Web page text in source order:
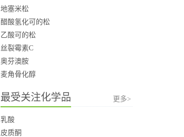
地塞米松
醋酸氢化可的松
乙酸可的松
丝裂霉素C
奥芬澳胺
麦角骨化醇
最受关注化学品 更多>
乳酸
皮质酮